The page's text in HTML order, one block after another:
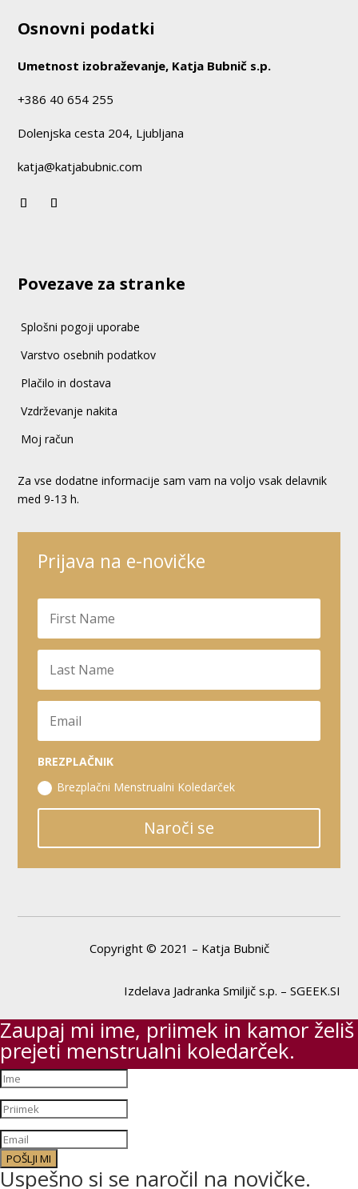
Osnovni podatki
Umetnost izobraževanje, Katja Bubnič s.p.
+386 40 654 255
Dolenjska cesta 204, Ljubljana
katja@katjabubnic.com
Povezave za stranke
Splošni pogoji uporabe
Varstvo osebnih podatkov
Plačilo in dostava
Vzdrževanje nakita
Moj račun
Za vse dodatne informacije sam vam na voljo vsak delavnik
med 9-13 h.
Prijava na e-novičke
BREZPLAČNIK
Brezplačni Menstrualni Koledarček
Naroči se
Copyright © 2021 – Katja Bubnič
Izdelava Jadranka Smiljič s.p. – SGEEK.SI
Zaupaj mi ime, priimek in kamor želiš
prejeti menstrualni koledarček.
POŠLJI MI
Uspešno si se naročil na novičke.